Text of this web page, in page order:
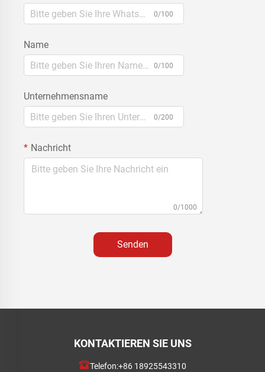
0/100
Name
0/100
Unternehmensname
0/200
Nachricht
0/1000
Senden
KONTAKTIEREN SIE UNS
Telefon:+86 18925543310